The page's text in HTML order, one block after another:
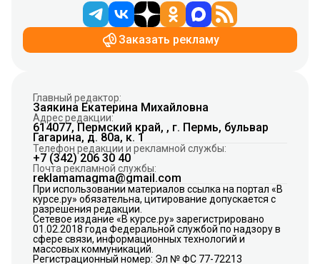
Заказать рекламу
Главный редактор:
Заякина Екатерина Михайловна
Адрес редакции:
614077, Пермский край, , г. Пермь, бульвар
Гагарина, д. 80а, к. 1
Телефон редакции и рекламной службы:
+7 (342) 206 30 40
Почта рекламной службы:
reklamamagma@gmail.com
При использовании материалов ссылка на портал «В
курсе.ру» обязательна, цитирование допускается с
разрешения редакции.
Сетевое издание «В курсе.ру» зарегистрировано
01.02.2018 года Федеральной службой по надзору в
сфере связи, информационных технологий и
массовых коммуникаций.
Регистрационный номер: Эл № ФС 77-72213